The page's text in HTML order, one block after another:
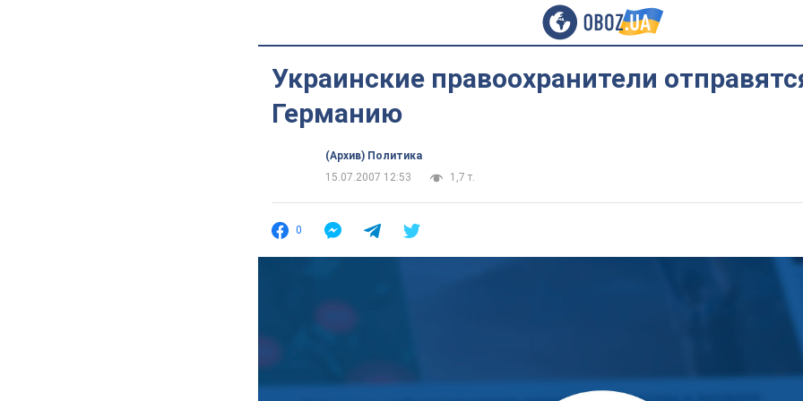
Украинские правоохранители
Германию
(Архив) Политика
15.07.2007 12:53
1,7 т.
0